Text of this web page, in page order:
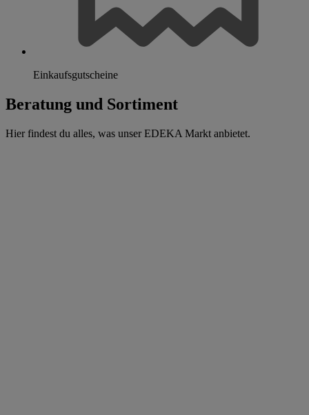
Einkaufsgutscheine
Beratung und Sortiment
Hier findest du alles, was unser EDEKA Markt anbietet.